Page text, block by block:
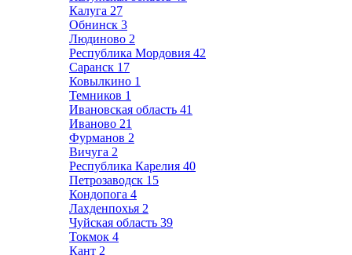
Калуга 27
Обнинск 3
Людиново 2
Республика Мордовия 42
Саранск 17
Ковылкино 1
Темников 1
Ивановская область 41
Иваново 21
Фурманов 2
Вичуга 2
Республика Карелия 40
Петрозаводск 15
Кондопога 4
Лахденпохья 2
Чуйская область 39
Токмок 4
Кант 2